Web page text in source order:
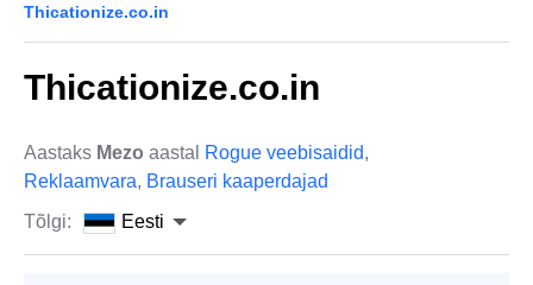
Thicationize.co.in
Thicationize.co.in
Aastaks Mezo aastal Rogue veebisaidid,
Reklaamvara, Brauseri kaaperdajad
Tõlgi:
Eesti